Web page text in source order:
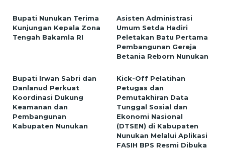
Bupati Nunukan Terima
Kunjungan Kepala Zona
Tengah Bakamla RI
Asisten Administrasi
Umum Setda Hadiri
Peletakan Batu Pertama
Pembangunan Gereja
Betania Reborn Nunukan
Bupati Irwan Sabri dan
Danlanud Perkuat
Koordinasi Dukung
Keamanan dan
Pembangunan
Kabupaten Nunukan
Kick-Off Pelatihan
Petugas dan
Pemutakhiran Data
Tunggal Sosial dan
Ekonomi Nasional
(DTSEN) di Kabupaten
Nunukan Melalui Aplikasi
FASIH BPS Resmi Dibuka